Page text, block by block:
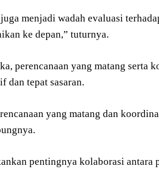
menjadi wadah evaluasi
ke depan,” tuturnya.
perencanaan yang matang
dan tepat sasaran.
yang matang dan
pentingnya kolaborasi